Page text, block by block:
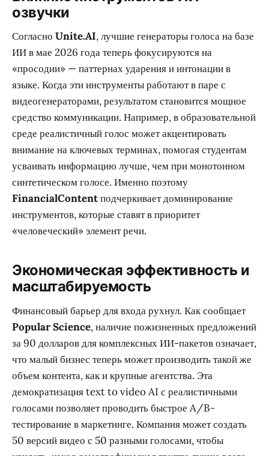
озвучки
Согласно Unite.AI, лучшие генераторы голоса на базе
ИИ в мае 2026 года теперь фокусируются на
«просодии» — паттернах ударения и интонации в
языке. Когда эти инструменты работают в паре с
видеогенераторами, результатом становится мощное
средство коммуникации. Например, в образовательной
среде реалистичный голос может акцентировать
внимание на ключевых терминах, помогая студентам
усваивать информацию лучше, чем при монотонном
синтетическом голосе. Именно поэтому
FinancialContentподчеркивает доминирование
инструментов, которые ставят в приоритет
«человеческий» элемент речи.
Экономическая эффективность и
масштабируемость
Финансовый барьер для входа рухнул. Как сообщает
Popular Science, наличие пожизненных предложений
за 90 долларов для комплексных ИИ-пакетов означает,
что малый бизнес теперь может производить такой же
объем контента, как и крупные агентства. Эта
демократизация text to video AI с реалистичными
голосами позволяет проводить быстрое A/B-
тестирование в маркетинге. Компания может создать
50 версий видео с 50 разными голосами, чтобы